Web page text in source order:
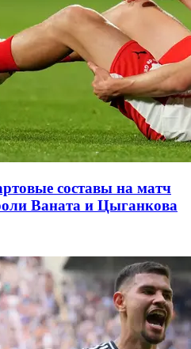
составы на матч
Ваната и Цыганкова